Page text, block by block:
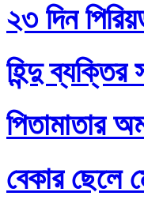
২৩ দিন
হিন্দু
পিতামাতার
বেকার ছেলে